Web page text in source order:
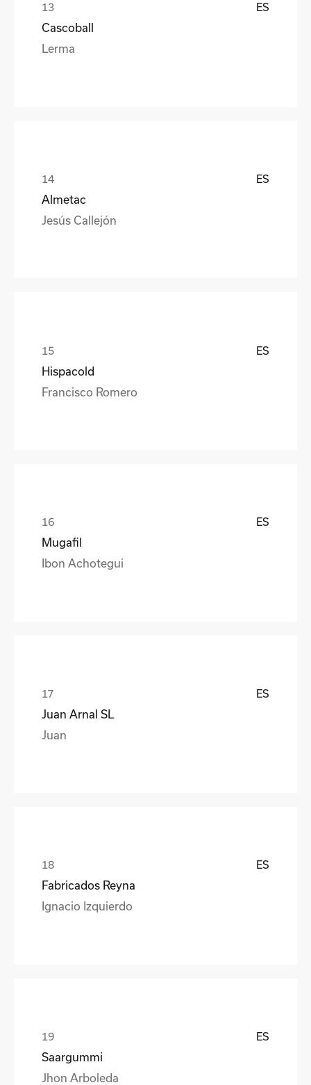
ES
Cascoball
Lerma
ES
Almetac
Jesús Callejón
ES
Hispacold
Francisco Romero
ES
Mugafil
Ibon Achotegui
ES
Juan Arnal SL
Juan
ES
Fabricados Reyna
Ignacio Izquierdo
ES
Saargummi
Jhon Arboleda